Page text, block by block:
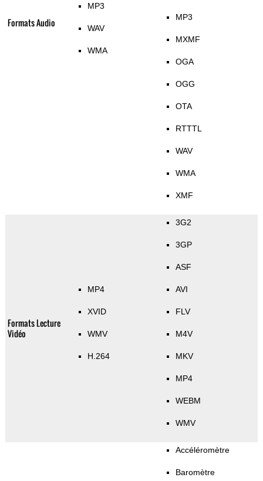
Formats Audio
MP3
WAV
WMA
MP3
MXMF
OGA
OGG
OTA
RTTTL
WAV
WMA
XMF
Formats Lecture
Vidéo
MP4
XVID
WMV
H.264
3G2
3GP
ASF
AVI
FLV
M4V
MKV
MP4
WEBM
WMV
Accéléromètre
Baromètre